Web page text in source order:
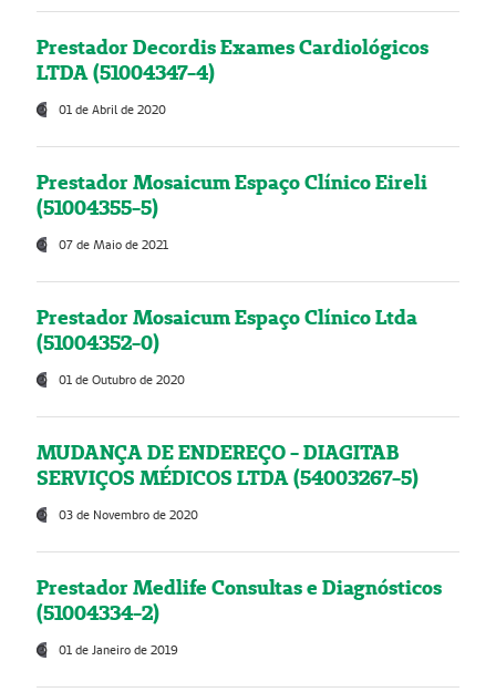
Prestador Decordis Exames Cardiológicos
LTDA (51004347-4)
01 de Abril de 2020
Prestador Mosaicum Espaço Clínico Eireli
(51004355-5)
07 de Maio de 2021
Prestador Mosaicum Espaço Clínico Ltda
(51004352-0)
01 de Outubro de 2020
MUDANÇA DE ENDEREÇO - DIAGITAB
SERVIÇOS MÉDICOS LTDA (54003267-5)
03 de Novembro de 2020
Prestador Medlife Consultas e Diagnósticos
(51004334-2)
01 de Janeiro de 2019